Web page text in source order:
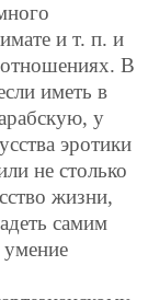
и т. п. и
В
иметь в
у
эротики
не столько
жизни,
самим